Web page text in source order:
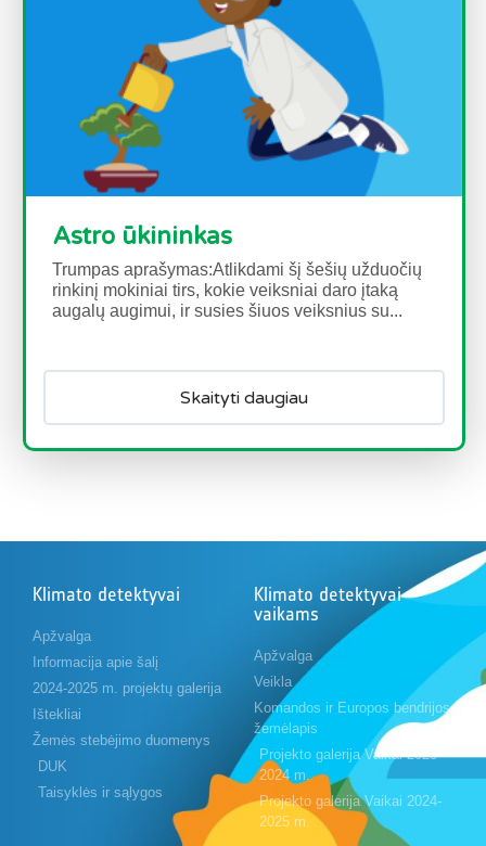
Astro ūkininkas
Trumpas aprašymas:Atlikdami šį šešių užduočių
rinkinį mokiniai tirs, kokie veiksniai daro įtaką
augalų augimui, ir susies šiuos veiksnius su...
Skaityti daugiau
Klimato detektyvai
Apžvalga
Informacija apie šalį
2024-2025 m. projektų galerija
Ištekliai
Žemės stebėjimo duomenys
DUK
Taisyklės ir sąlygos
Klimato detektyvai
vaikams
Apžvalga
Veikla
Komandos ir Europos bendrijos
žemėlapis
Projekto galerija Vaikai 2023-
2024 m.
Projekto galerija Vaikai 2024-
2025 m.